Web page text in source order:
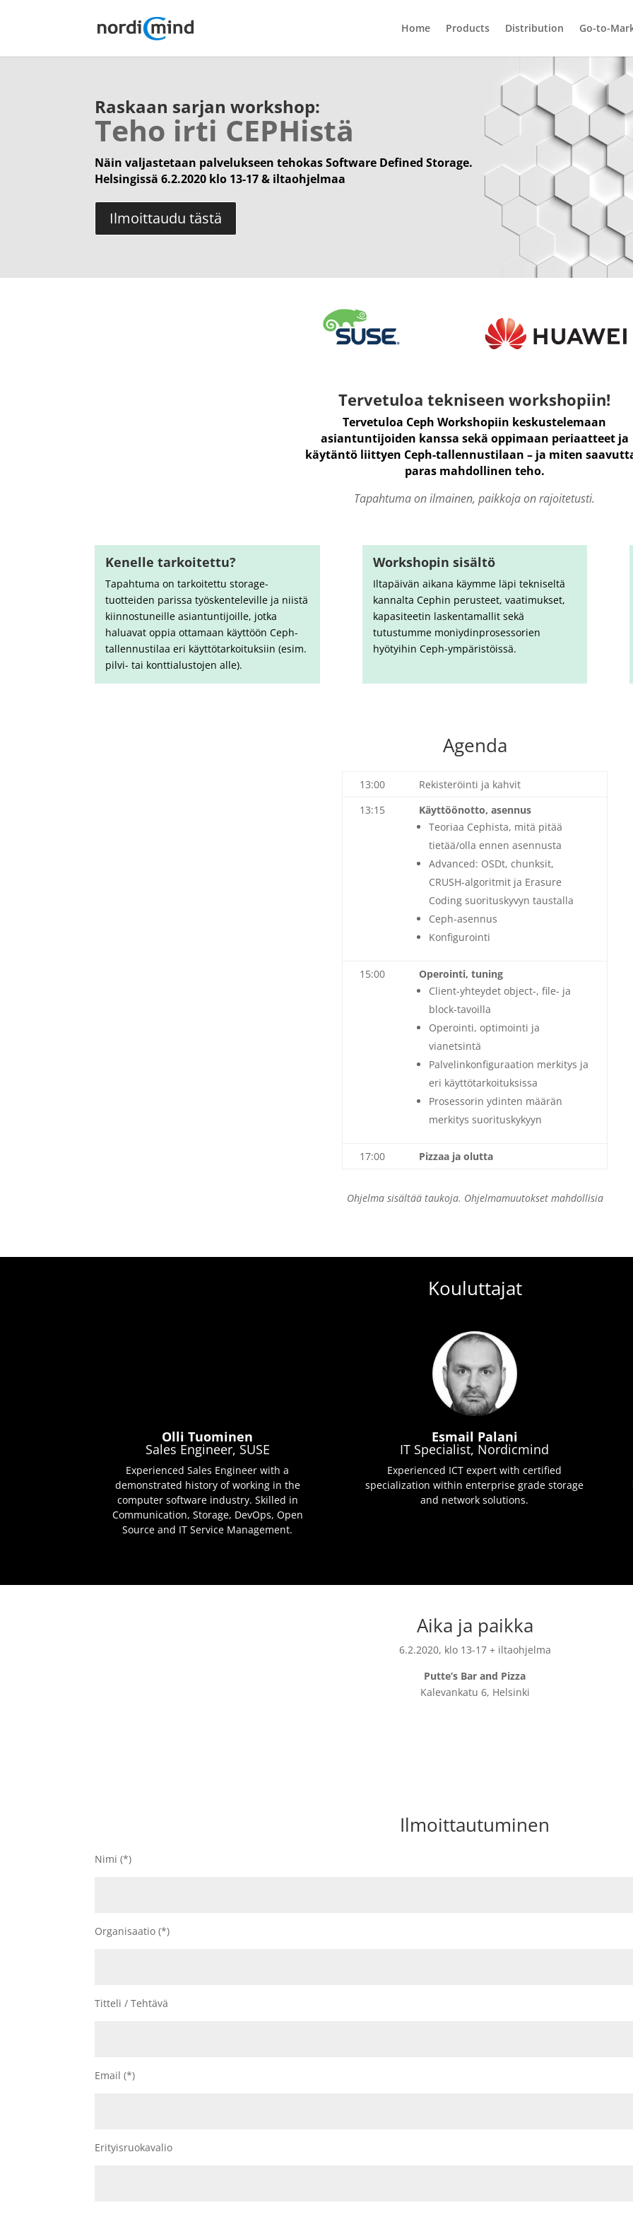
Home Products Distribution Go-to-
Raskaan sarjan workshop:
Teho irti CEPHistä
Näin valjastetaan palvelukseen tehokas Software Defined Storage.
Helsingissä 6.2.2020 klo 13-17 & iltaohjelmaa
Ilmoittaudu tästä
Tervetuloa tekniseen workshopiin!
Tervetuloa Ceph Workshopiin keskustelemaan
asiantuntijoiden kanssa sekä oppimaan periaatteet ja
käytäntö liittyen Ceph-tallennustilaan – ja miten
paras mahdollinen teho.
Tapahtuma on ilmainen, paikkoja on rajoitetusti.
Kenelle tarkoitettu?
Tapahtuma on tarkoitettu storage-
tuotteiden parissa työskenteleville ja niistä
kiinnostuneille asiantuntijoille, jotka
haluavat oppia ottamaan käyttöön Ceph-
tallennustilaa eri käyttötarkoituksiin (esim.
pilvi- tai konttialustojen alle).
Workshopin sisältö
Iltapäivän aikana käymme läpi tekniseltä
kannalta Cephin perusteet, vaatimukset,
kapasiteetin laskentamallit sekä
tutustumme moniydinprosessorien
hyötyihin Ceph-ympäristöissä.
Agenda
13:00
Rekisteröinti ja kahvit
13:15
Käyttöönotto, asennus
Teoriaa Cephista, mitä pitää
tietää/olla ennen asennusta
Advanced: OSDt, chunksit,
CRUSH-algoritmit ja Erasure
Coding suorituskyvyn taustalla
Ceph-asennus
Konfigurointi
15:00
Operointi, tuning
Client-yhteydet object-, file- ja
block-tavoilla
Operointi, optimointi ja
vianetsintä
Palvelinkonfiguraation merkitys ja
eri käyttötarkoituksissa
Prosessorin ydinten määrän
merkitys suorituskykyyn
17:00 Pizzaa ja olutta
Ohjelma sisältää taukoja. Ohjelmamuutokset mahdollisia
Kouluttajat
Olli Tuominen
Sales Engineer, SUSE
Experienced Sales Engineer with a
demonstrated history of working in the
computer software industry. Skilled in
Communication, Storage, DevOps, Open
Source and IT Service Management.
Esmail Palani
IT Specialist, Nordicmind
Experienced ICT expert with certified
specialization within enterprise grade storage
and network solutions.
Aika ja paikka
6.2.2020, klo 13-17 + iltaohjelma
Putte’s Bar and Pizza
Kalevankatu 6, Helsinki
Ilmoittautuminen
Nimi (*)
Organisaatio (*)
Titteli / Tehtävä
Email (*)
Erityisruokavalio